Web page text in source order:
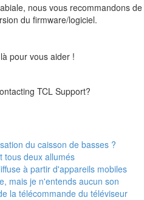
nous vous recommandons
du firmware/logiciel.
pour vous aider !
TCL Support?
du caisson de basses ?
tous deux allumés
à partir d'appareils mobiles
mais je n'entends aucun son
la télécommande du téléviseur